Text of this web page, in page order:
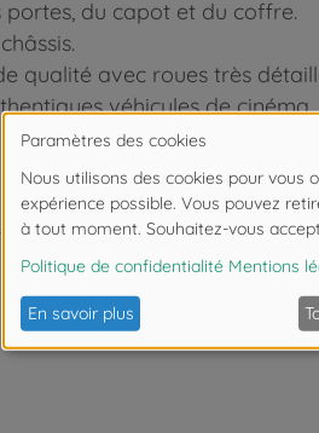
portes, du capot et du coffre.
qualité avec roues très
véhicules de cinéma.
de moins de 3 ans. Risque